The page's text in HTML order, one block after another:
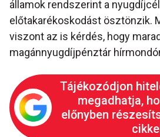
államok rendszerint a
előtakarékoskodást ösztönzik.
viszont az is kérdés, hogy
magánnyugdíjpénztár
Tájékozódjon
megadhatja,
előnyben